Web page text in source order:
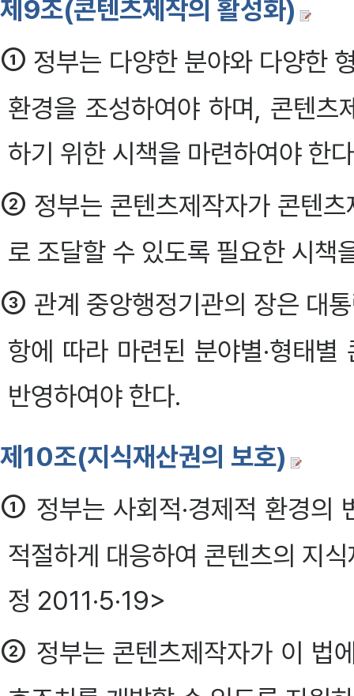
제9조(콘텐츠제작의 활성화)
① 정부는 다양한 분야와 다양한
환경을 조성하여야 하며, 콘텐츠
하기 위한 시책을 마련하여야 한
② 정부는 콘텐츠제작자가 콘텐
로 조달할 수 있도록 필요한 시책
③ 관계 중앙행정기관의 장은 대
항에 따라 마련된 분야별·형태
반영하여야 한다.
제10조(지식재산권의 보호)
① 정부는 사회적·경제적 환경의
적절하게 대응하여 콘텐츠의 지
정 2011·5·19>
② 정부는 콘텐츠제작자가 이 법